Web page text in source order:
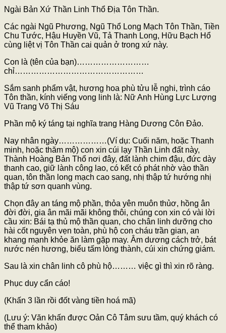
Ngài Bản Xứ Thần Linh Thổ Địa Tôn Thần.
Các ngài Ngũ Phương, Ngũ Thổ Long Mạch Tôn Thần, Tiền
Chu Tước, Hậu Huyền Vũ, Tả Thanh Long, Hữu Bạch Hổ
cùng liệt vị Tôn Thần cai quản ở trong xứ này.
Con là (tên của bạn)………………………
chỉ…………………………………………
Sắm sanh phẩm vật, hương hoa phù tửu lễ nghi, trình cáo
Tôn thần, kính viếng vong linh là: Nữ Anh Hùng Lực Lượng
Vũ Trang Võ Thị Sáu
Phần mộ ký táng tại nghĩa trang Hàng Dương Côn Đảo.
Nay nhân ngày………………(Ví dụ: Cuối năm, hoặc Thanh
minh, hoặc thăm mộ) con xin cúi lạy Thần Linh đất này,
Thành Hoàng Bản Thổ nơi đây, đất lành chim đậu, đức dày
thanh cao, giữ lành công lao, có kết có phát nhờ vào thần
quan, tôn thần long mạch cao sang, nhị thập tứ hướng nhị
thập tứ sơn quanh vùng.
Chọn đây an táng mộ phần, thỏa yên muôn thủơ, hồng ân
đời đời, gia ân mãi mãi không thôi, chúng con xin có vài lời
cầu xin: Bái tạ thủ mộ thần quan, cho chân linh dưỡng cho
hài cốt nguyên vẹn toàn, phù hộ con cháu trần gian, an
khang mạnh khỏe ăn làm gặp may. Âm dương cách trở, bát
nước nén hương, biểu tấm lòng thành, cúi xin chứng giám.
Sau là xin chân linh cô phù hộ……… việc gì thì xin rõ ràng.
Phục duy cẩn cáo!
(Khấn 3 lần rồi đốt vàng tiền hoá mã)
(Lưu ý: Văn khấn được Oản Cô Tâm sưu tầm, quý khách có
thể tham khảo)